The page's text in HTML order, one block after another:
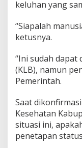
keluhan yang
“Siapalah
ketusnya.
“Ini sudah dapat
(KLB), namun
Pemerintah.
Saat
Kesehatan
situasi ini,
penetapan